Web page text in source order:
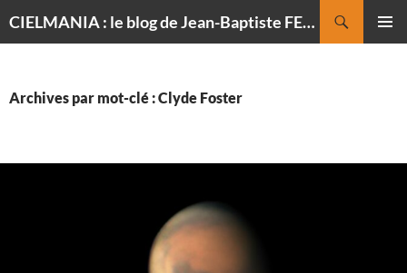
CIELMANIA : le blog de Jean-Baptiste FELDMANN, photographe du ciel
Archives par mot-clé : Clyde Foster